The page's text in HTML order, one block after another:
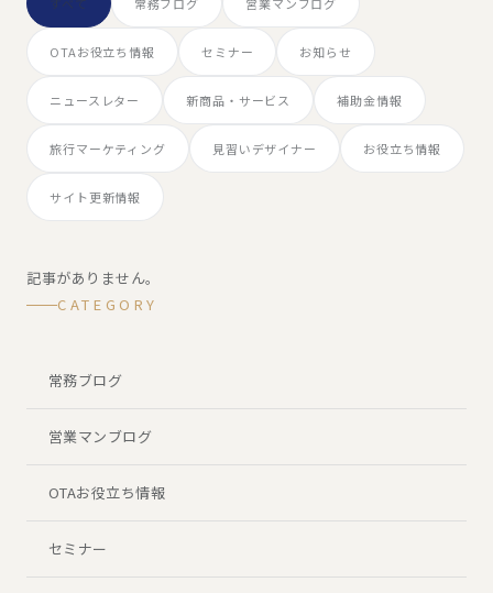
OTAお役立ち情報 セミナー お知らせ
ニュースレター 新商品・サービス 補助金情報
旅行マーケティング 見習いデザイナー お役立ち情報
サイト更新情報
記事がありません。
CATEGORY
常務ブログ
営業マンブログ
OTAお役立ち情報
セミナー